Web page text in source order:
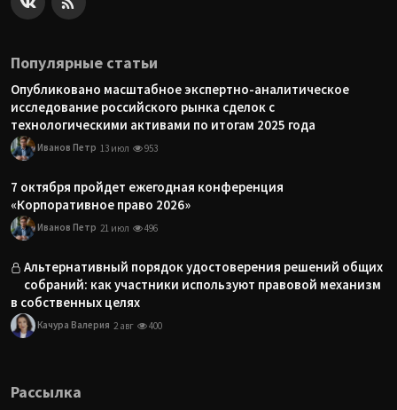
Популярные статьи
Опубликовано масштабное экспертно-аналитическое
исследование российского рынка сделок с
технологическими активами по итогам 2025 года
Иванов Петр 13 июл 953
7 октября пройдет ежегодная конференция
«Корпоративное право 2026»
Иванов Петр 21 июл 496
Альтернативный порядок удостоверения решений общих
собраний: как участники используют правовой механизм
в собственных целях
Качура Валерия 2 авг 400
Рассылка